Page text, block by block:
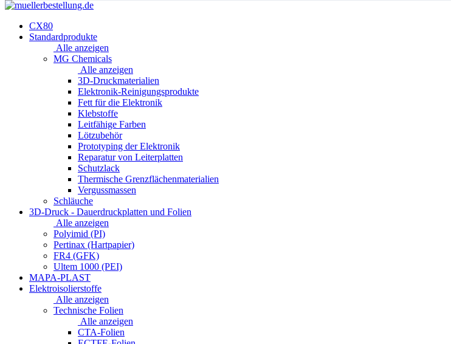
CX80
Standardprodukte
Alle anzeigen
MG Chemicals
Alle anzeigen
3D-Druckmaterialien
Elektronik-Reinigungsprodukte
Fett für die Elektronik
Klebstoffe
Leitfähige Farben
Lötzubehör
Prototyping der Elektronik
Reparatur von Leiterplatten
Schutzlack
Thermische Grenzflächenmaterialien
Vergussmassen
Schläuche
3D-Druck - Dauerdruckplatten und Folien
Alle anzeigen
Polyimid (PI)
Pertinax (Hartpapier)
FR4 (GFK)
Ultem 1000 (PEI)
MAPA-PLAST
Elektroisolierstoffe
Alle anzeigen
Technische Folien
Alle anzeigen
CTA-Folien